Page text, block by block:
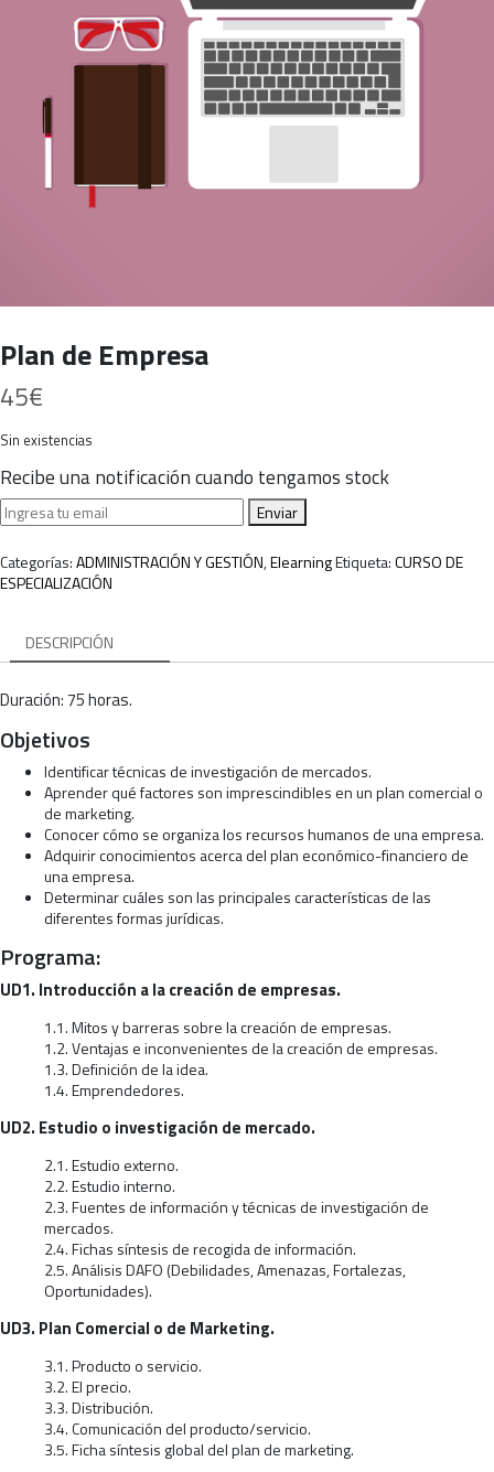
Plan de Empresa
45€
Sin existencias
Recibe una notificación cuando tengamos stock
Enviar
Categorías:ADMINISTRACIÓN Y GESTIÓN,ElearningEtiqueta:CURSO DE
ESPECIALIZACIÓN
DESCRIPCIÓN
Duración: 75 horas.
Objetivos
Identificar técnicas de investigación de mercados.
Aprender qué factores son imprescindibles en un plan comercial o
de marketing.
Conocer cómo se organiza los recursos humanos de una empresa.
Adquirir conocimientos acerca del plan económico-financiero de
una empresa.
Determinar cuáles son las principales características de las
diferentes formas jurídicas.
Programa:
UD1. Introducción a la creación de empresas.
1.1. Mitos y barreras sobre la creación de empresas.
1.2. Ventajas e inconvenientes de la creación de empresas.
1.3. Definición de la idea.
1.4. Emprendedores.
UD2. Estudio o investigación de mercado.
2.1. Estudio externo.
2.2. Estudio interno.
2.3. Fuentes de información y técnicas de investigación de
mercados.
2.4. Fichas síntesis de recogida de información.
2.5. Análisis DAFO (Debilidades, Amenazas, Fortalezas,
Oportunidades).
UD3. Plan Comercial o de Marketing.
3.1. Producto o servicio.
3.2. El precio.
3.3. Distribución.
3.4. Comunicación del producto/servicio.
3.5. Ficha síntesis global del plan de marketing.